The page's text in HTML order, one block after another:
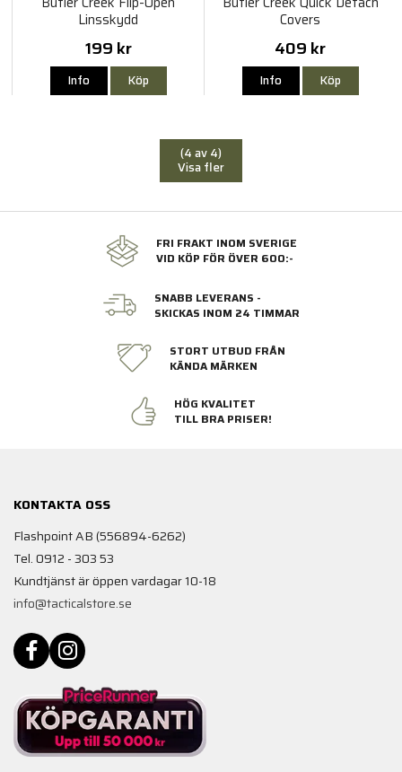
Linsskydd
199 kr
Info Köp
Covers
409 kr
Info Köp
(4 av 4)
Visa fler
FRI FRAKT INOM SVERIGE
VID KÖP FÖR ÖVER 600:-
SNABB LEVERANS -
SKICKAS INOM 24 TIMMAR
STORT UTBUD FRÅN
KÄNDA MÄRKEN
HÖG KVALITET
TILL BRA PRISER!
KONTAKTA OSS
Flashpoint AB (556894-6262)
Tel. 0912 - 303 53
Kundtjänst är öppen vardagar 10-18
info@tacticalstore.se